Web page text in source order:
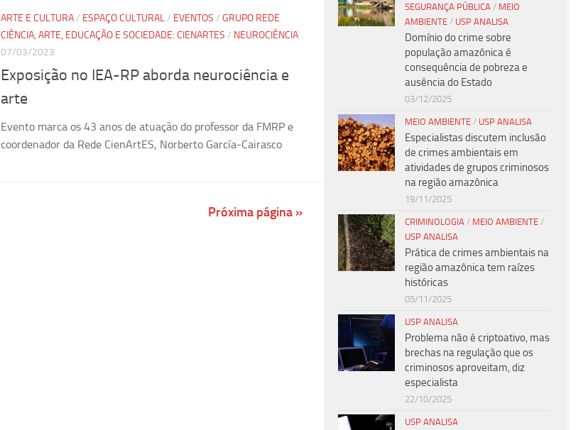
ARTE E CULTURA/ ESPAÇO CULTURAL/ EVENTOS / GRUPO REDE
CIÊNCIA, ARTE, EDUCAÇÃO E SOCIEDADE: CIENARTES / NEUROCIÊNCIA
07/03/2023
Exposição no IEA-RP aborda neurociência e
arte
Evento marca os 43 anos de atuação do professor da FMRP e
coordenador da Rede CienArtES, Norberto García-Cairasco
Próxima página »
SEGURANÇA PÚBLICA / MEIO
AMBIENTE / USP ANALISA
Domínio do crime sobre
população amazônica é
consequência de pobreza e
ausência do Estado
03/12/2025
MEIO AMBIENTE / USP ANALISA
Especialistas discutem inclusão
de crimes ambientais em
atividades de grupos criminosos
na região amazônica
19/11/2025
CRIMINOLOGIA / MEIO AMBIENTE /
USP ANALISA
Prática de crimes ambientais na
região amazônica tem raízes
históricas
05/11/2025
USP ANALISA
Problema não é criptoativo, mas
brechas na regulação que os
criminosos aproveitam, diz
especialista
22/10/2025
USP ANALISA